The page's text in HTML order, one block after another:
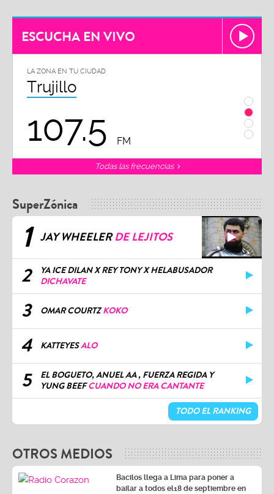
ESCUCHA EN VIVO
LA ZONA EN TU CIUDAD
Trujillo
107.5 FM
Todas las frecuencias
SuperZónica
1 JAY WHEELERDE LEJITOS
2
YA ICE DILAN X REY TONY X HELABUSADOR
DICHAVATE
3 OMAR COURTZKOKO
4 KATTEYESALO
5
EL BOGUETO, ANUEL AA , FUERZA REGIDA Y
YUNG BEEFCUANDO NO ERA CANTANTE
TODO EL RANKING
OTROS MEDIOS
Bacilos llega a Lima para poner a
bailar a todos el18 de septiembre en